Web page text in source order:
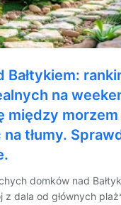
Bałtykiem:
na
między morzem
tłumy.
domków nad
z dala od głównych